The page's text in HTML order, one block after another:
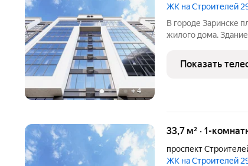
+4
ЖК на Строителей
В городе Заринске
жилого дома.
этаже. Входы в
Показать
33,7 м² · 1-
проспект
ЖК на Строителей